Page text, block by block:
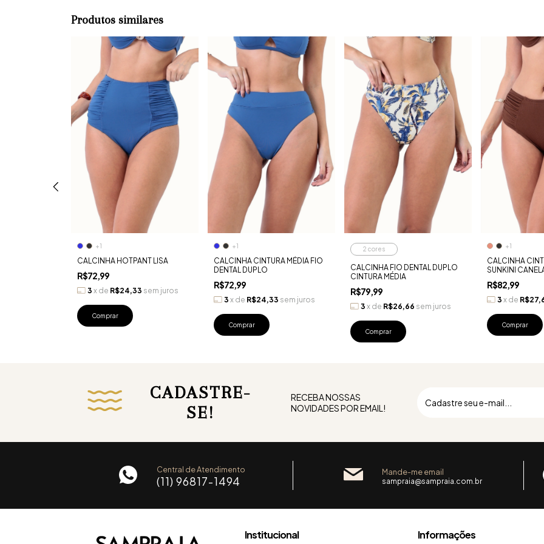
Produtos similares
+1
CALCINHA HOTPANT LISA
R$72,99
3 x de R$24,33 sem juros
Comprar
+1
CALCINHA CINTURA MÉDIA FIO
DENTAL DUPLO
R$72,99
3 x de R$24,33 sem juros
Comprar
2 cores
CALCINHA FIO DENTAL DUPLO
CINTURA MÉDIA
R$79,99
3 x de R$26,66 sem juros
Comprar
+1
CALCINHA
SUNKINI
R$82,99
3 x de
Comprar
CADASTRE-
SE!
RECEBA NOSSAS
NOVIDADES POR EMAIL!
Central de Atendimento
(11) 96817-1494
Mande-me email
sampraia@sampraia.com.br
Institucional Informações